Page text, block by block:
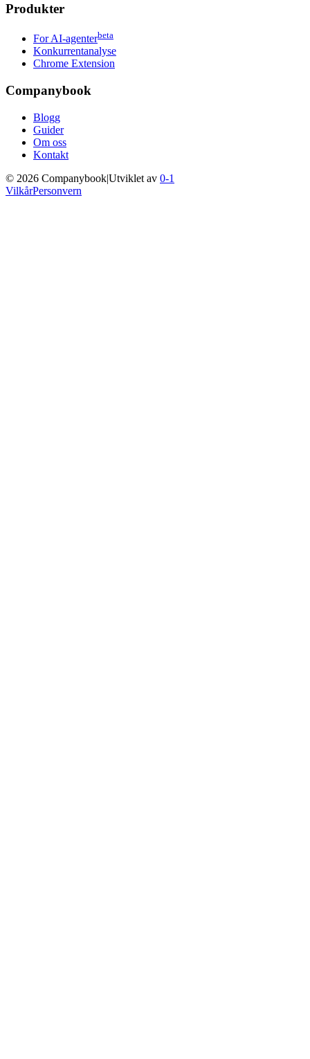
Produkter
For AI-agenterbeta
Konkurrentanalyse
Chrome Extension
Companybook
Blogg
Guider
Om oss
Kontakt
© 2026 Companybook|Utviklet av 0-1
VilkårPersonvern